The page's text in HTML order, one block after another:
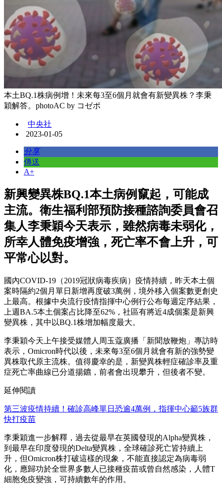
本土BQ.1株病例增！未來每3至6個月就會有新變異株？李秉
穎解答。photoAC by コゼポ
中央社
2023-01-05
分享
傳送
A+
新興變異株BQ.1本土病例竄起，可能成
主流。衛生福利部預防接種諮詢委員會召
集人李秉穎今天表示，雖然病毒未弱化，
所幸人體免疫增強，死亡率不會上升，可
平常心以對。
國內COVID-19（2019冠狀病毒疾病）疫情持續，昨天本土個
案時隔約2個月單日新增再度破3萬例，境外移入個案數更創史
上最高。根據中央流行疫情指揮中心例行公布每週定序結果，
上週BA.5本土個案占比降至62%，社區有將近4成個案是新興
變異株，其中以BQ.1株增加幅度最大。
李秉穎今天上午接受媒體人周玉蔻廣播「新聞放鞭炮」專訪時
表示，Omicron時代以後，未來每3至6個月就會有新的強勢變
異株取代原主流株。值得慶幸的是，新變異株輕症確診率及重
症死亡率曲線已分道揚鑣，前者會出現攀升，但後者不變。
延伸閱讀
第三波疫情持續！確診高峰單日恐逾4萬例，指揮中心籲5族群
快打疫苗
李秉穎進一步解釋，過去從最早在英國發現的Alpha變異株，
到最早在印度發現的Delta變異株，全球確診死亡皆持續上
升，但Omicron株打破這樣的現象，不能直接認定為病毒弱
化，應歸功於全世界多數人已接種疫苗或曾自然感染，人體T
細胞免疫變強，可持續數年的作用。